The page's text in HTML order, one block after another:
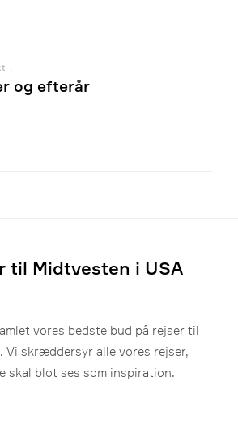
:
og efterår
til Midtvesten i USA
vores bedste bud på rejser til
Vi skræddersyr alle vores rejser,
skal blot ses som inspiration.